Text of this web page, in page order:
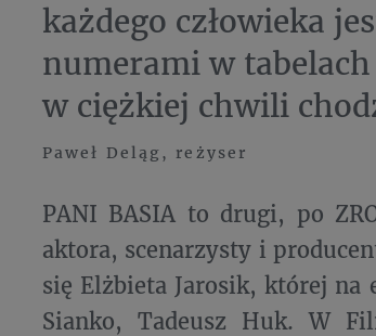
każdego człowieka
numerami w
w ciężkiej chwili
Paweł Deląg, reżyser
PANI BASIA to drugi, po
aktora, scenarzysty i
się Elżbieta Jarosik, której na
Sianko, Tadeusz Huk. W